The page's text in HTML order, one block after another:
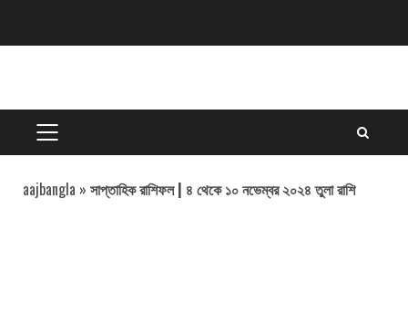
PRIMARY
MENU
aajbangla » সাপ্তাহিক রাশিফল | ৪ থেকে ১০ নভেম্বর ২০২৪ তুলা রাশি